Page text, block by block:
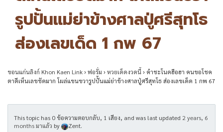
รูปปั้นแม่ย่าข้างศาลปู่ศรีสุทโธ
ส่องเลขเด็ด 1 กพ 67
ขอนแก่นลิงก์ Khon Kaen Link›ฟอรั่ม ›หวยเด็ดงวดนี้› คำชะโนดฮือฮา คนขอโชค
ตาดีเห็นเลขชัดมาก โผล่แขนขวารูปปั้นแม่ย่าข้างศาลปู่ศรีสุทโธ ส่องเลขเด็ด 1 กพ 67
This topic has 0 ข้อความตอบกลับ, 1 เสียง, and was last updated 2 years, 6
months มาแล้ว by Zent.